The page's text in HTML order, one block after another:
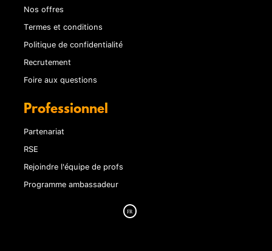
Nos offres
Termes et conditions
Politique de confidentialité
Recrutement
Foire aux questions
Professionnel
Partenariat
RSE
Rejoindre l'équipe de profs
Programme ambassadeur